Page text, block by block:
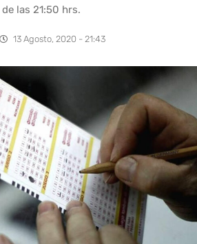
las 21:50 hrs.
13 Agosto, 2020 - 21:43